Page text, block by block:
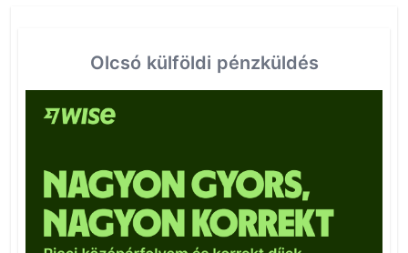
Olcsó külföldi pénzküldés